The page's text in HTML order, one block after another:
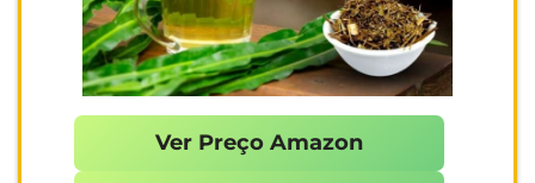
Ver Preço Amazon